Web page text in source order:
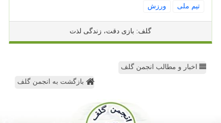
تیم ملی
ورزش
گلف: بازی دقت، زندگی لذت
اخبار و مطالب انجمن گلف
بازگشت به انجمن گلف